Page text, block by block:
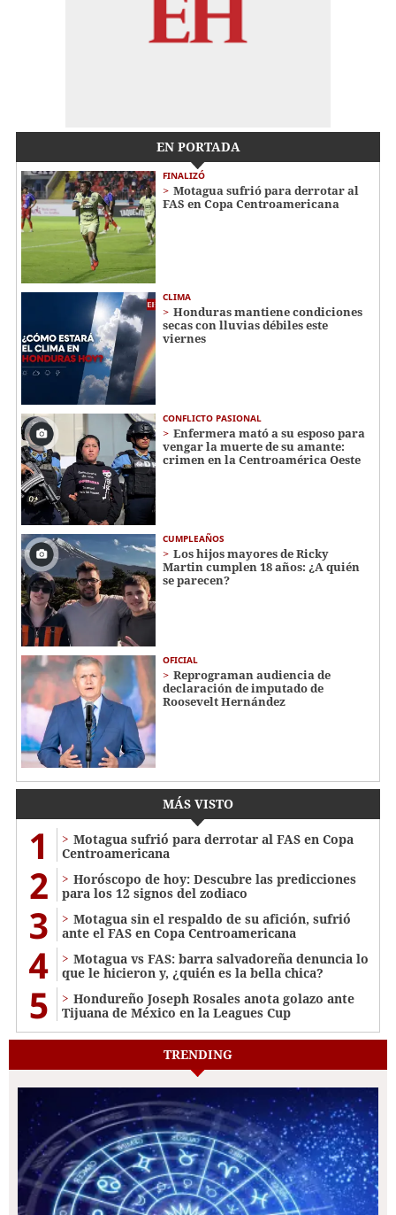
EN PORTADA
FINALIZÓ
Motagua sufrió para derrotar al
FAS en Copa Centroamericana
CLIMA
Honduras mantiene condiciones
secas con lluvias débiles este
viernes
CONFLICTO PASIONAL
Enfermera mató a su esposo para
vengar la muerte de su amante:
crimen en la Centroamérica Oeste
CUMPLEAÑOS
Los hijos mayores de Ricky
Martin cumplen 18 años: ¿A quién
se parecen?
OFICIAL
Reprograman audiencia de
declaración de imputado de
Roosevelt Hernández
MÁS VISTO
1
Motagua sufrió para derrotar al FAS en Copa
Centroamericana
2
Horóscopo de hoy: Descubre las predicciones
para los 12 signos del zodiaco
3
Motagua sin el respaldo de su afición, sufrió
ante el FAS en Copa Centroamericana
4
Motagua vs FAS: barra salvadoreña denuncia lo
que le hicieron y, ¿quién es la bella chica?
5
Hondureño Joseph Rosales anota golazo ante
Tijuana de México en la Leagues Cup
TRENDING